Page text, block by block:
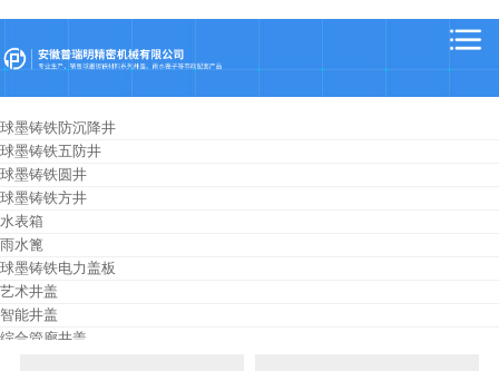
球墨铸铁防沉降井
球墨铸铁五防井
球墨铸铁圆井
球墨铸铁方井
水表箱
雨水篦
球墨铸铁电力盖板
艺术井盖
智能井盖
综合管廊井盖